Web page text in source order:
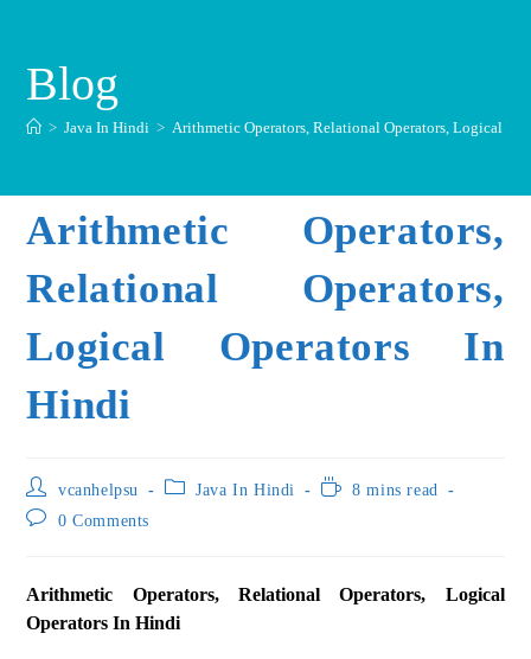
Blog
> Java In Hindi > Arithmetic Operators, Relational Operators, Logical
Arithmetic Operators,
Relational Operators,
Logical Operators In
Hindi
vcanhelpsu Java In Hindi
8 mins read
0 Comments
Arithmetic Operators, Relational Operators, Logical
Operators In Hindi